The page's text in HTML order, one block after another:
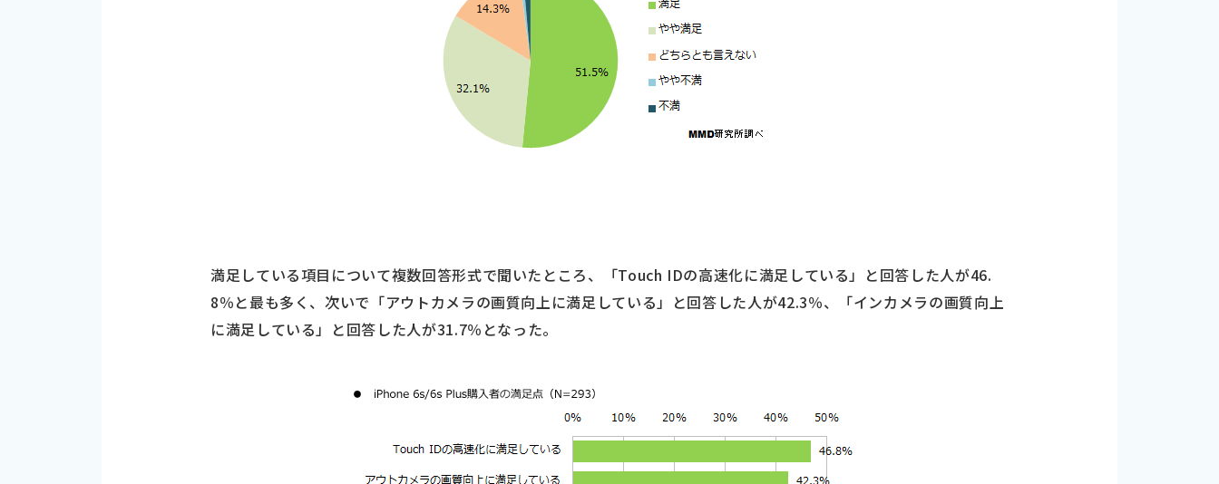
満足している項目について複数回答形式で聞いたところ、「Touch IDの高速化に満足している」と回答した人が46.
8％と最も多く、次いで「アウトカメラの画質向上に満足している」と回答した人が42.3％、「インカメラの画質向上
に満足している」と回答した人が31.7％となった。